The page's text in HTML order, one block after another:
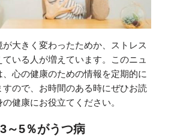
が大きく変わったためか、ストレス
いる人が増えています。このニュ
、心の健康のための情報を定期的に
ので、お時間のある時にぜひお読
健康にお役立てください。
～5％がうつ病